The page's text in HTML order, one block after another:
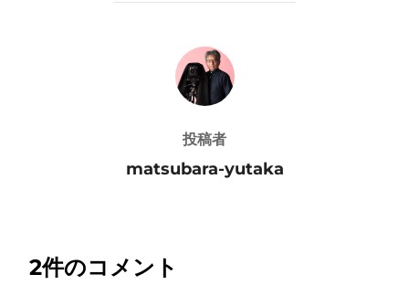
投稿者
投稿者
matsubara-yutaka
2件のコメント